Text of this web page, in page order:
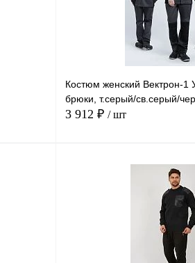
Костюм женский Вектрон-1
брюки, т.серый/св.серый/
3 912 ₽ / шт
Купить в
В избранное